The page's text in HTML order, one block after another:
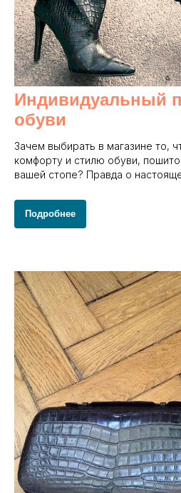
Индивидуальный
обуви
Зачем выбирать в магазине то,
комфорту и стилю обуви,
вашей стопе? Правда о
Подробнее